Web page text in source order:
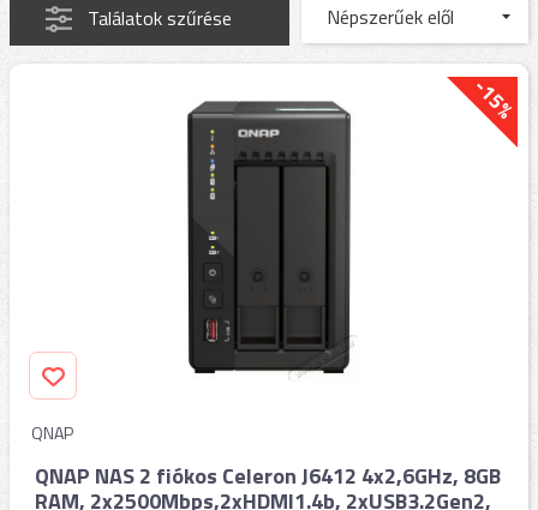
Találatok szűrése
-15%
QNAP
QNAP NAS 2 fiókos Celeron J6412 4x2,6GHz, 8GB
RAM, 2x2500Mbps,2xHDMI1.4b, 2xUSB3.2Gen2,